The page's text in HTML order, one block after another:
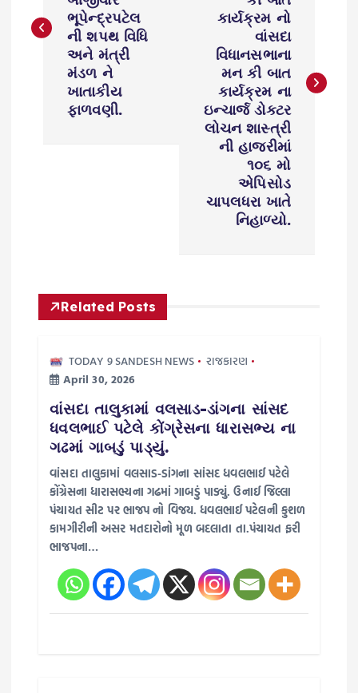
s
t
t
ભૂપેન્દ્રપટેલ
ની શપથ વિધિ
અને મંત્રી
મંડળ ને
ખાતાકીય
ફાળવણી.
કાર્યક્રમ નો
વાંસદા
વિધાનસભાના
મન કી બાત
કાર્યક્રમ ના
ઇન્ચાર્જ ડોક્ટર
લોચન શાસ્ત્રી
ની હાજરીમાં
૧૦૬ મો
એપિસોડ
ચાપલધરા ખાતે
નિહાળ્યો.
Related Posts
TODAY 9 SANDESH NEWS
રાજકારણ
April 30, 2026
વાંસદા તાલુકામાં વલસાડ-ડાંગના સાંસદ
ધવલભાઈ પટેલે કોંગ્રેસના ધારાસભ્ય ના
ગઢમાં ગાબડું પાડ્યું.
વાંસદા તાલુકામાં વલસાડ-ડાંગના સાંસદ ધવલભાઈ પટેલે
કોંગ્રેસના ધારાસભ્યના ગઢમાં ગાબડું પાડ્યું. ઉનાઈ જિલ્લા
પંચાયત સીટ પર ભાજપ નો વિજય. ધવલભાઈ પટેલની કુશળ
કામગીરીની અસર મતદારોનો મૂળ બદલાતા તા.પંચાયત ફરી
ભાજપના…